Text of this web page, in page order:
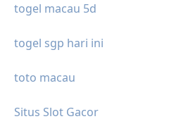
togel macau 5d
togel sgp hari ini
toto macau
Situs Slot Gacor